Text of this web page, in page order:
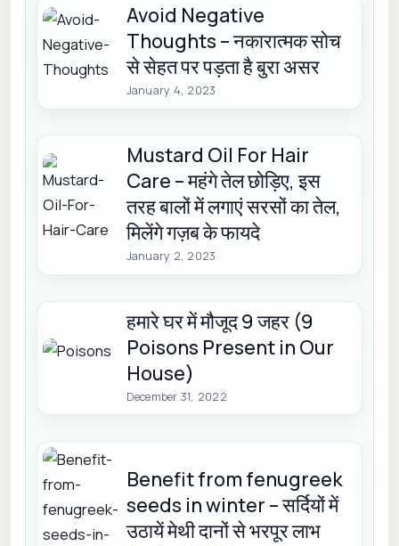
Avoid Negative
Thoughts – नकारात्मक सोच
से सेहत पर पड़ता है बुरा असर
January 4, 2023
Mustard Oil For Hair
Care – महंगे तेल छोड़िए, इस
तरह बालों में लगाएं सरसों का तेल,
मिलेंगे गज़ब के फायदे
January 2, 2023
हमारे घर में मौजूद 9 जहर (9
Poisons Present in Our
House)
December 31, 2022
Benefit from fenugreek
seeds in winter – सर्दियों में
उठायें मेथी दानों से भरपूर लाभ